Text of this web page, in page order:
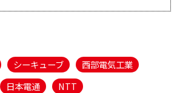
シーキューブ
西部電気工業
日本電通
NTT